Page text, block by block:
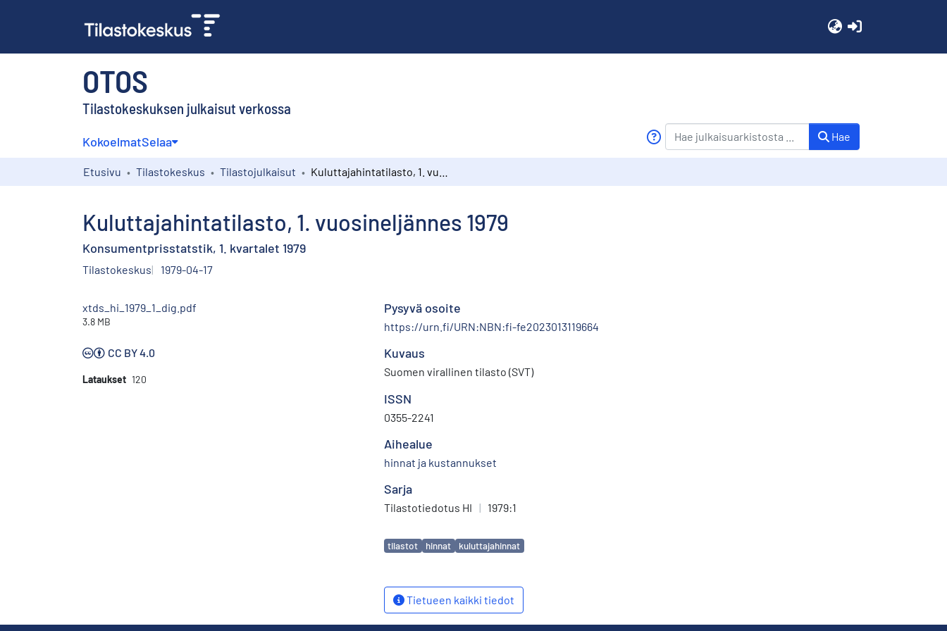
OTOS
Tilastokeskuksen julkaisut verkossa
KokoelmatSelaa Hae
Etusivu Tilastokeskus Tilastojulkaisut
Kuluttajahintatilasto, 1. vuosineljännes 1979
Konsumentprisstatstik, 1. kvartalet 1979
Tilastokeskus 1979-04-17
xtds_hi_1979_1_dig.pdf
3.8 MB
CC BY 4.0
Lataukset 120
Pysyvä osoite
https://urn.fi/URN:NBN:fi-fe2023013119664
Kuvaus
Suomen virallinen tilasto (SVT)
ISSN
0355-2241
Aihealue
hinnat ja kustannukset
Sarja
Tilastotiedotus HI | 1979:1
Avainsanat
tilastot hinnat kuluttajahinnat
Tietueen kaikki tiedot